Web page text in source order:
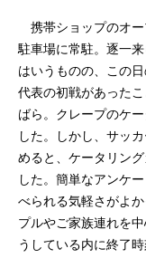
携帯ショップのオー
駐車場に常駐。逐一
はいうものの、この
代表の初戦があった
ばら。クレープのケ
した。しかし、サッ
めると、ケータリン
した。簡単なアンケ
べられる気軽さがよ
プルやご家族連れを
うしている内に終了